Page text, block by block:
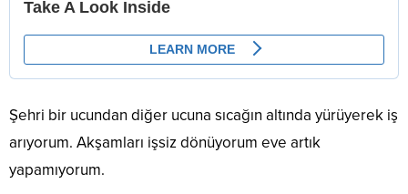
Şehri bir ucundan diğer ucuna sıcağın altında yürüyerek iş
arıyorum. Akşamları işsiz dönüyorum eve artık
yapamıyorum.